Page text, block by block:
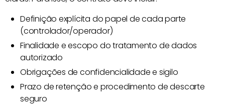
Definição explícita do papel de cada parte
(controlador/operador)
Finalidade e escopo do tratamento de dados
autorizado
Obrigações de confidencialidade e sigilo
Prazo de retenção e procedimento de descarte
seguro